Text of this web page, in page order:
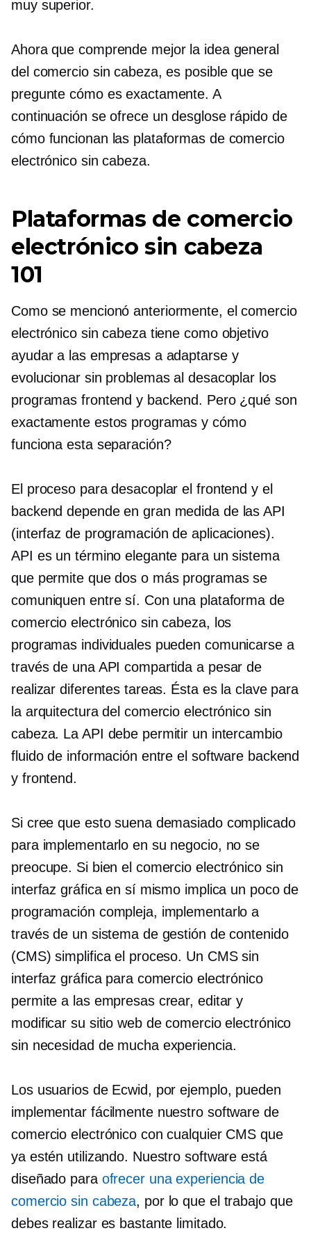
muy superior.
Ahora que comprende mejor la idea general
del comercio sin cabeza, es posible que se
pregunte cómo es exactamente. A
continuación se ofrece un desglose rápido de
cómo funcionan las plataformas de comercio
electrónico sin cabeza.
Plataformas de comercio
electrónico sin cabeza
101
Como se mencionó anteriormente, el comercio
electrónico sin cabeza tiene como objetivo
ayudar a las empresas a adaptarse y
evolucionar sin problemas al desacoplar los
programas frontend y backend. Pero ¿qué son
exactamente estos programas y cómo
funciona esta separación?
El proceso para desacoplar el frontend y el
backend depende en gran medida de las API
(interfaz de programación de aplicaciones).
API es un término elegante para un sistema
que permite que dos o más programas se
comuniquen entre sí. Con una plataforma de
comercio electrónico sin cabeza, los
programas individuales pueden comunicarse a
través de una API compartida a pesar de
realizar diferentes tareas. Ésta es la clave para
la arquitectura del comercio electrónico sin
cabeza. La API debe permitir un intercambio
fluido de información entre el software backend
y frontend.
Si cree que esto suena demasiado complicado
para implementarlo en su negocio, no se
preocupe. Si bien el comercio electrónico sin
interfaz gráfica en sí mismo implica un poco de
programación compleja, implementarlo a
través de un sistema de gestión de contenido
(CMS) simplifica el proceso. Un CMS sin
interfaz gráfica para comercio electrónico
permite a las empresas crear, editar y
modificar su sitio web de comercio electrónico
sin necesidad de mucha experiencia.
Los usuarios de Ecwid, por ejemplo, pueden
implementar fácilmente nuestro software de
comercio electrónico con cualquier CMS que
ya estén utilizando. Nuestro software está
diseñado para ofrecer una experiencia de
comercio sin cabeza, por lo que el trabajo que
debes realizar es bastante limitado.